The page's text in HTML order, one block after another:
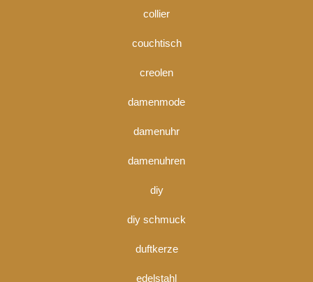
collier
couchtisch
creolen
damenmode
damenuhr
damenuhren
diy
diy schmuck
duftkerze
edelstahl